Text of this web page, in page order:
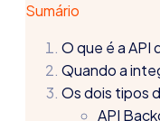
Sumário
O que é a API
Quando a
Os dois tipos
API